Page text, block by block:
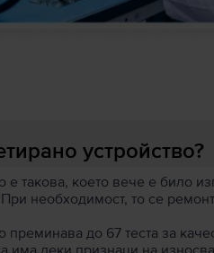
устройство?
е такова, което вече е било
необходимост, то се
преминава до 67 теста за